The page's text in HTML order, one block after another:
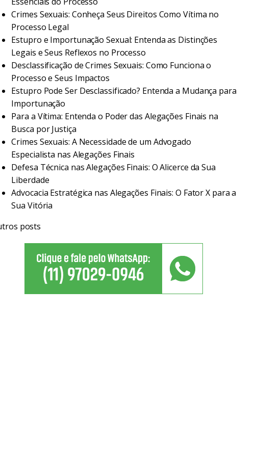
Crimes Sexuais: Conheça Seus Direitos Como Vítima no
Processo Legal
Estupro e Importunação Sexual: Entenda as Distinções
Legais e Seus Reflexos no Processo
Desclassificação de Crimes Sexuais: Como Funciona o
Processo e Seus Impactos
Estupro Pode Ser Desclassificado? Entenda a Mudança para
Importunação
Para a Vítima: Entenda o Poder das Alegações Finais na
Busca por Justiça
Crimes Sexuais: A Necessidade de um Advogado
Especialista nas Alegações Finais
Defesa Técnica nas Alegações Finais: O Alicerce da Sua
Liberdade
Advocacia Estratégica nas Alegações Finais: O Fator X para a
Sua Vitória
posts